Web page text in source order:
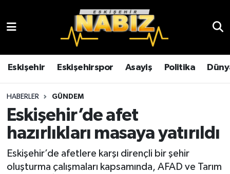
Eskişehir Eskişehirspor Asayiş Politika
HABERLER GÜNDEM
Eskişehir’de afet
hazırlıkları masaya yatırıldı
Eskişehir’de afetlere karşı dirençli bir şehir
oluşturma çalışmaları kapsamında, AFAD ve Tarım
Çevre
Eğitim
Eskişehir
Eskişehir Hava Durumu
Eskişehir Trafik Yoğunluk Haritası
TFF 3.Lig 4.Grup Puan Durumu ve Fikstür
Tüm Manşetler
Haber Arşivi